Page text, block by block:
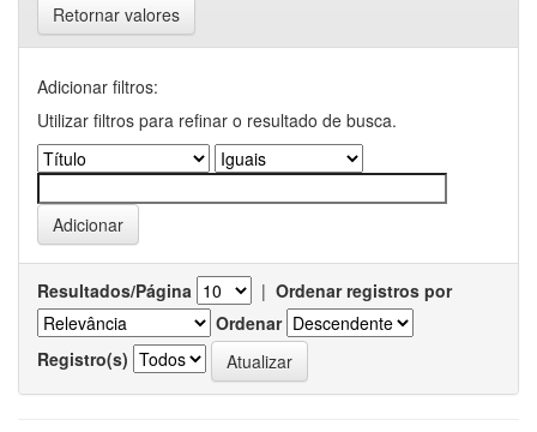
Retornar valores
Adicionar filtros:
Utilizar filtros para refinar o resultado de busca.
Resultados/Página | Ordenar registros por
Ordenar
Registro(s)